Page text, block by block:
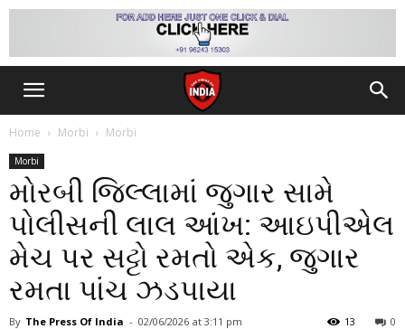
Home Morbi Morbi
Morbi
મોરબી જિલ્લામાં જુગાર સામે
પોલીસની લાલ આંખ: આઇપીએલ
મેચ પર સટ્ટો રમતો એક, જુગાર
રમતા પાંચ ઝડપાયા
By The Press Of India - 02/06/2026 at 3:11 pm 0
13